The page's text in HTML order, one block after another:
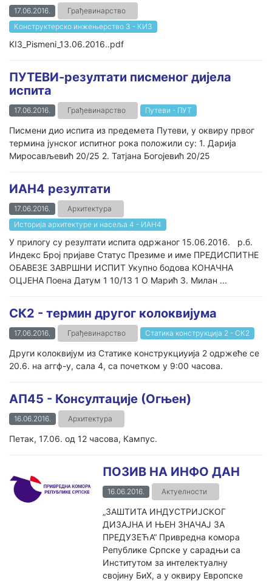
17.06.2016.
Грађевинарство
Конструктерско инжењерство 3 - КИ3
KI3_Pismeni_13.06.2016..pdf
ПУТЕВИ-резултати писменог дијела
испита
17.06.2016. Грађевинарство Путеви - ПУТ
Писмени дио испита из предемета Путеви, у оквиру првог
термина јунског испитног рока положили су: 1. Дарија
Миросављевић 20/25 2. Татјана Богојевић 20/25
ИАН4 резултати
17.06.2016.
Архитектура
Историја архитектуре и насеља 4 - ИАН4
У прилогу су резултати испита одржаног 15.06.2016. р.б.
Индекс Број пријаве Статус Презиме и име ПРЕДИСПИТНЕ
ОБАВЕЗЕ ЗАВРШНИ ИСПИТ Укупно бодова КОНАЧНА
ОЦЈЕНА Поена Датум 1 10/13 1 О Марић З. Милан ...
СК2 - термин другог колоквијума
17.06.2016. Грађевинарство Статика конструкција 2 - СК2
Други колоквијум из Статике конструкциуија 2 одржеће се
20.6. на аггф-у, сала 4, са почетком у 9:00 часова.
АП45 - Консултације (Огњен)
16.06.2016. Архитектура
Петак, 17.06. од 12 часова, Кампус.
ПОЗИВ НА ИНФО ДАН
16.06.2016. Актуелности
„ЗАШТИТА ИНДУСТРИЈСКОГ
ДИЗАЈНА И ЊЕН ЗНАЧАЈ ЗА
ПРЕДУЗЕЋА“ Привредна комора
Републике Српске у сарадњи са
Институтом за интелектуалну
својину БиХ, а у оквиру Европске